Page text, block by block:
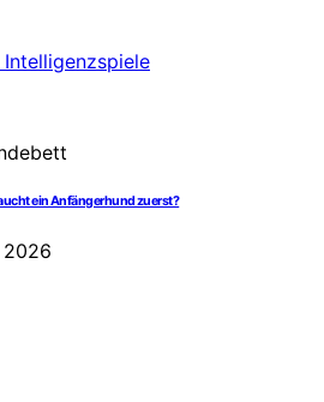
ein Anfängerhund zuerst?